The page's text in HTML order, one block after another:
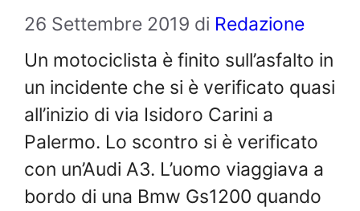
26 Settembre 2019 di Redazione
Un motociclista è finito sull’asfalto in
un incidente che si è verificato quasi
all’inizio di via Isidoro Carini a
Palermo. Lo scontro si è verificato
con un’Audi A3. L’uomo viaggiava a
bordo di una Bmw Gs1200 quando